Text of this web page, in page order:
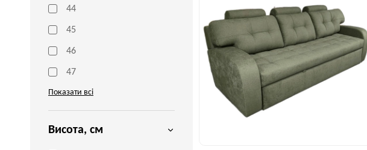
44
45
46
47
Показати всі
Висота, см